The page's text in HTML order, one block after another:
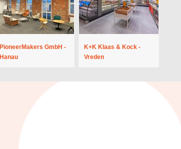
PioneerMakers GmbH -
Hanau
K+K Klaas & Kock -
Vreden